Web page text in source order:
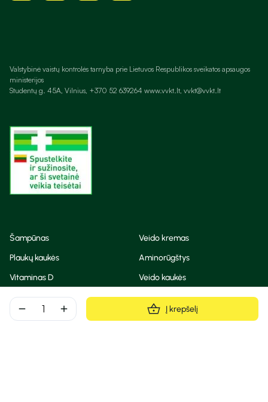
remove add Į krepšelį
Valstybinė vaistų kontrolės tarnyba prie Lietuvos Respublikos sveikatos apsaugos
ministerijos
Studentų g. 45A, Vilnius, +370 52 639264 www.vvkt.lt, vvkt@vvkt.lt
Šampūnas
Veido kremas
Plaukų kaukės
Aminorūgštys
Vitaminas D
Veido kaukės
Korėjietiška kosmetika
Eteriniai aliejai
Dezodorantas
BB ir CC kremas